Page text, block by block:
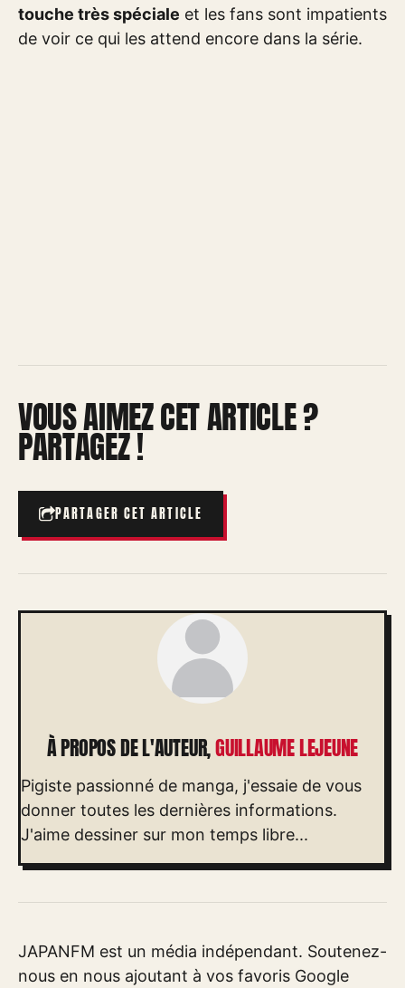
touche très spéciale et les fans sont impatients
de voir ce qui les attend encore dans la série.
VOUS AIMEZ CET ARTICLE ?
PARTAGEZ !
PARTAGER CET ARTICLE
À PROPOS DE L'AUTEUR,GUILLAUME LEJEUNE
Pigiste passionné de manga, j'essaie de vous
donner toutes les dernières informations.
J'aime dessiner sur mon temps libre...
JAPANFM est un média indépendant. Soutenez-
nous en nous ajoutant à vos favoris Google